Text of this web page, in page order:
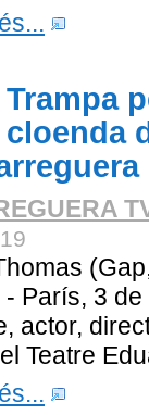
Trampa
cloenda
- París, 3
actor,
Teatre